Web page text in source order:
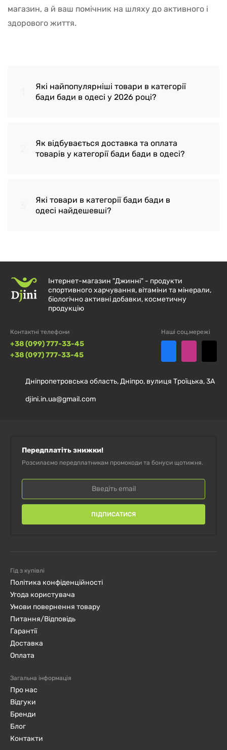
магазин, а й ваш помічник на шляху до активного і
здорового життя.
Які найпопулярніші товари в категорії
бади бади в одесі у 2026 році?
Псилліум Now Foods 500 мг 200
Соняшниковий лецитин Sunflower
Берберин WellBetX Berberine Natural
Factors 500 мг 60 капсул
1200 мг 100 капсул
Як відбувається доставка та оплата
товарів у категорії бади бади в одесі?
Доставка здійснюється по Україні,
Надсилання замовлень відбувається
протягом 2-х робочих днів після
погодження оплати
Оплата доставки здійснюється покупцем
при отриманні замовлення.
Які товари в категорії бади бади в
одесі найдешевші?
Цинк піколінат Zinc Picolinate MST 25
мг 100 таблеток
Омега-3 з вітамінами D3 і K2 Omega-3
D3+K2 Sporter, 100 капсул
MK-7 MST, 60 капсул
Ензими для травлення, Enzyme+,
Інтернет-магазин "Джинні" - продукти
спортивного харчування, вітаміни та мінерали,
біологічно активні добавки, косметичну
продукцію
Контактні телефони
+38 (099) 777-33-45
+38 (097) 777-33-45
Наші соц.мережі
Дніпропетровська область, Дніпро, вулиця Троїцька, 3А
djini.in.ua@gmail.com
Передплатіть знижки!
Розсилаємо передплатникам промокоди та бонуси щотижня.
ПІДПИСАТИСЯ
Гід з купівлі
Політика конфіденційності
Угода користувача
Умови повернення товару
Питання/Відповідь
Гарантії
Доставка
Оплата
Загальна інформація
Про нас
Відгуки
Бренди
Блог
Контакти